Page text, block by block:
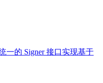
一的 Signer 接口实现基于